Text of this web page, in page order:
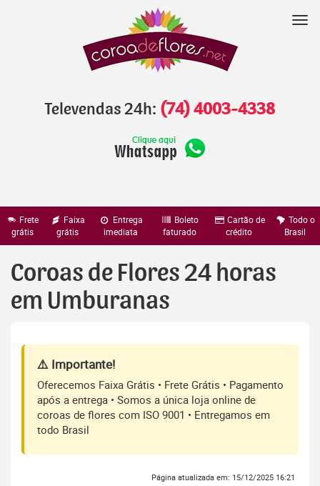
Televendas 24h: (74) 4003-4338
Frete
grátis
Faixa
grátis
Entrega
imediata
Boleto
faturado
Cartão de
crédito
Todo o
Brasil
Coroas de Flores 24 horas
em Umburanas
⚠️ Importante!
Oferecemos Faixa Grátis • Frete Grátis • Pagamento
após a entrega • Somos a única loja online de
coroas de flores com ISO 9001 • Entregamos em
todo Brasil
Página atualizada em: 15/12/2025 16:21